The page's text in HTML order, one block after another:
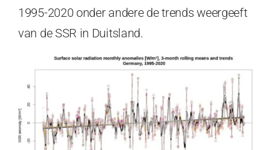
1995-2020 onder andere de trends weergeeft
van de SSR in Duitsland.